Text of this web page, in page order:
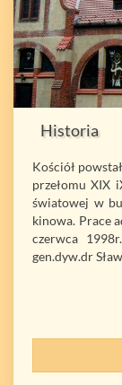
Historia
Kościół
przełomu XIX
światowej w
kinowa. Prace
czerwca
gen.dyw.dr